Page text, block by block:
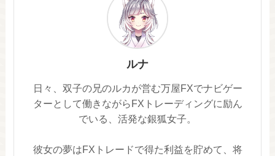
ルナ
日々、双子の兄のルカが営む万屋FXでナビゲー
ターとして働きながらFXトレーディングに励ん
でいる、活発な銀狐女子。
彼女の夢はFXトレードで得た利益を貯めて、将